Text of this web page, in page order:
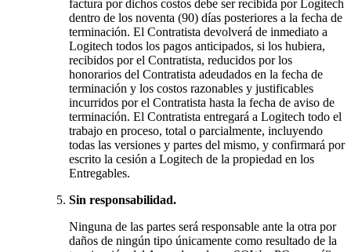
factura por dichos costos debe ser recibida por Logitech
dentro de los noventa (90) días posteriores a la fecha de
terminación. El Contratista devolverá de inmediato a
Logitech todos los pagos anticipados, si los hubiera,
recibidos por el Contratista, reducidos por los
honorarios del Contratista adeudados en la fecha de
terminación y los costos razonables y justificables
incurridos por el Contratista hasta la fecha de aviso de
terminación. El Contratista entregará a Logitech todo el
trabajo en proceso, total o parcialmente, incluyendo
todas las versiones y partes del mismo, y confirmará por
escrito la cesión a Logitech de la propiedad en los
Entregables.
Sin responsabilidad.
Ninguna de las partes será responsable ante la otra por
daños de ningún tipo únicamente como resultado de la